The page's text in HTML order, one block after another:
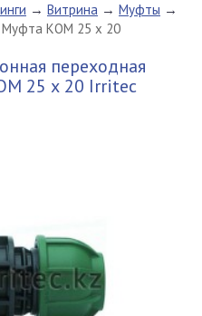
→ Витрина → Муфты →
КОМ 25 х 20
переходная
25 х 20 Irritec